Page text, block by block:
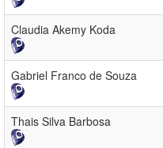
Claudia Akemy Koda
Gabriel Franco de Souza
Thais Silva Barbosa